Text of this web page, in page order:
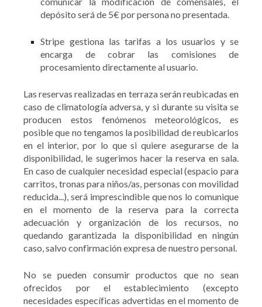
depósito será de 5€ por persona no presentada.
Stripe gestiona las tarifas a los usuarios y se
encarga de cobrar las comisiones de
procesamiento directamente al usuario.
Las reservas realizadas en terraza serán reubicadas en
caso de climatología adversa, y si durante su visita se
producen estos fenómenos meteorológicos, es
posible que no tengamos la posibilidad de reubicarlos
en el interior, por lo que si quiere asegurarse de la
disponibilidad, le sugerimos hacer la reserva en sala.
En caso de cualquier necesidad especial (espacio para
carritos, tronas para niños/as, personas con movilidad
reducida...), será imprescindible que nos lo comunique
en el momento de la reserva para la correcta
adecuación y organización de los recursos, no
quedando garantizada la disponibilidad en ningún
caso, salvo confirmación expresa de nuestro personal.
No se pueden consumir productos que no sean
ofrecidos por el establecimiento (excepto
necesidades específicas advertidas en el momento de